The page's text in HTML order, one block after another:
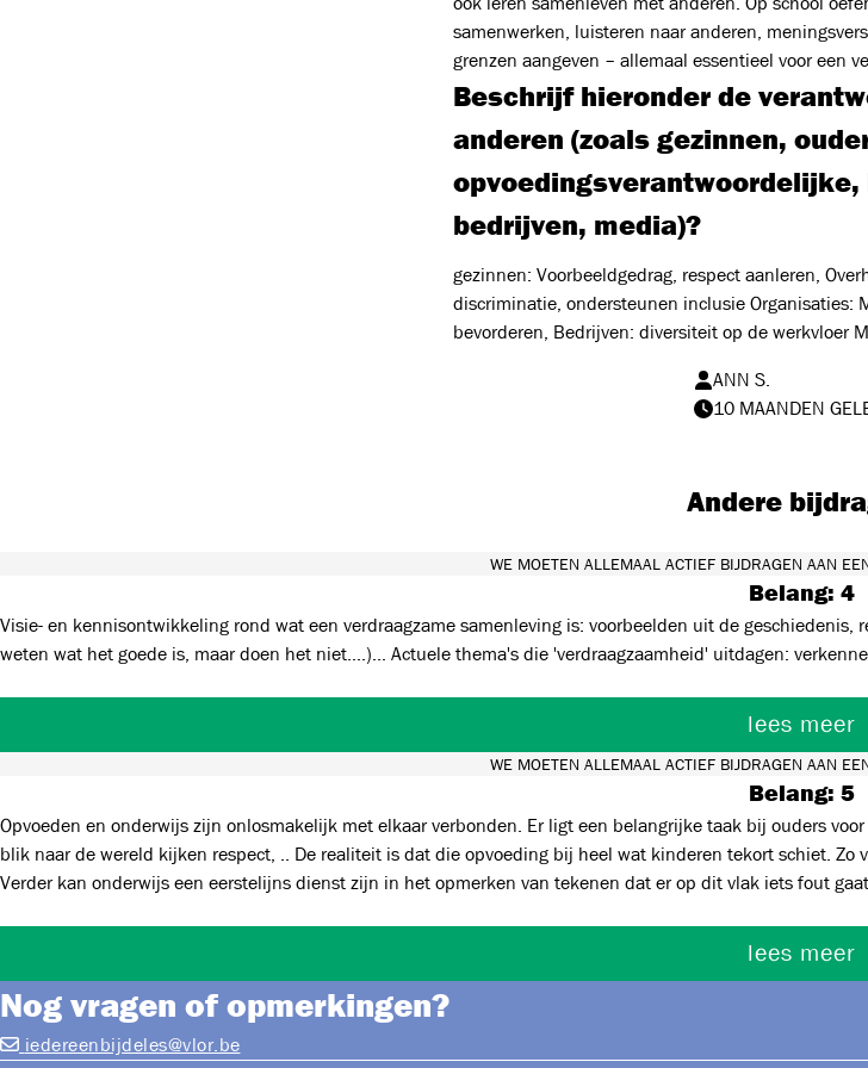
samenwerken, luisteren naar anderen,
grenzen aangeven – allemaal essentieel voor een
Beschrijf hieronder de
anderen (zoals gezinnen,
bedrijven, media)?
gezinnen: Voorbeeldgedrag, respect aanleren,
discriminatie, ondersteunen inclusie Organisaties:
bevorderen, Bedrijven: diversiteit op de werkvloer
ANN S.
10 MAANDEN
Andere
WE MOETEN ALLEMAAL ACTIEF BIJDRAGEN AAN
Belang: 4
Visie- en kennisontwikkeling rond wat een verdraagzame samenleving is: voorbeelden uit de
weten wat het goede is, maar doen het niet....)... Actuele thema's die
lees meer
WE MOETEN ALLEMAAL ACTIEF BIJDRAGEN AAN
Belang: 5
Opvoeden en onderwijs zijn onlosmakelijk met elkaar verbonden. Er ligt een belangrijke taak bij ouders voor wat betreft het delen van waarden en normen, verdraagzaam samenleven, met een open
blik naar de wereld kijken respect, .. De realiteit is dat die opvoeding bij heel wat kinderen tekort schiet. Zo vaak dat we dit niet kunnen negeren vandaar dat onderwijs hier aan moet meewerken.
Verder kan onderwijs een eerstelijns dienst zijn in het opmerken van tekenen dat er op dit vlak iets fout gaat
lees meer
Nog vragen of opmerkingen?
iedereenbijdeles@vlor.be